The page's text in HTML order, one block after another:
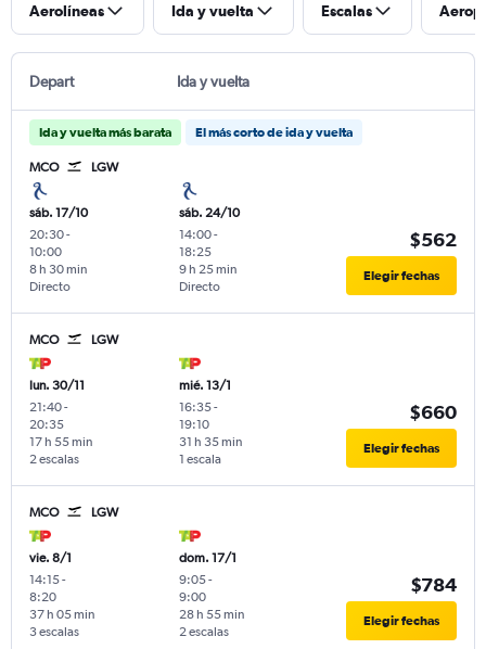
Aerolíneas Ida y vuelta Escalas
Depart Ida y vuelta
Ida y vuelta más barata El más corto de ida y vuelta
MCO LGW
sáb. 17/10
20:30-
10:00
Directo
8 h 30 min
sáb. 24/10
14:00-
18:25
Directo
9 h 25 min
$562
Elegir fechas
MCO LGW
lun. 30/11
21:40-
20:35
2 escalas
17 h 55 min
mié. 13/1
16:35-
19:10
1 escala
31 h 35 min
$660
Elegir fechas
MCO LGW
vie. 8/1
14:15-
8:20
3 escalas
37 h 05 min
dom. 17/1
9:05-
9:00
2 escalas
28 h 55 min
$784
Elegir fechas